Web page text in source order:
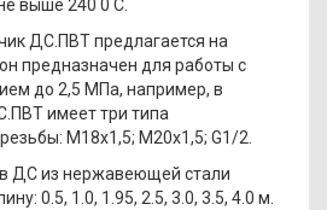
выше 240 0 С.
ДС.ПВТ предлагается на
предназначен для работы с
до 2,5 МПа, например, в
имеет три типа
М18х1,5; М20х1,5; G1/2.
ДС из нержавеющей стали
0.5, 1.0, 1.95, 2.5, 3.0, 3.5, 4.0 м.